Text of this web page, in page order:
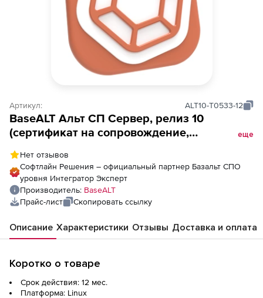
Артикул: ALT10-T0533-12
BaseALT Альт СП Сервер, релиз 10
(сертификат на сопровождение,
контейнеризации, уровень стандартный,
сроком на 12 мес.
еще
Нет отзывов
Софтлайн Решения – официальный партнер Базальт СПО
уровня Интегратор Эксперт
Производитель: BaseALT
Прайс-лист
Скопировать ссылку
Описание Характеристики Отзывы Доставка и оплата
Коротко о товаре
Срок действия: 12 мес.
Платформа: Linux